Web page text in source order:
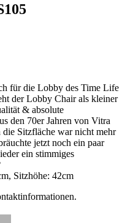
für die Lobby des Time Life
der Lobby Chair als kleiner
& absolute
den 70er Jahren von Vitra
Sitzfläche war nicht mehr
jetzt noch ein paar
ein stimmiges
Sitzhöhe: 42cm